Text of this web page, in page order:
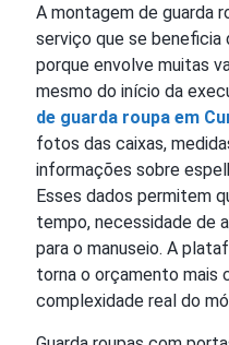
A montagem de guarda
serviço que se beneficia
porque envolve muitas
mesmo do início da
de guarda roupa em
fotos das caixas,
informações sobre
Esses dados permitem
tempo, necessidade de
para o manuseio. A
torna o orçamento mais
complexidade real do